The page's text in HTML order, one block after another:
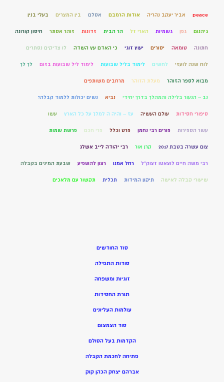
peace אביר יעקב נהריה אודות הרמבם אסלם בין המצרים בעלי בנין
גיהנום גפן גשמיות הארי זל הר הבית זדונות זוהר אסתר חיסון קורונה
חתונה טומאה יסורים יעוץ זוגי כי האדם עץ השדה לו צדיקים נסתרים
לוח שנה לועזי לחשים לימוד בליל שבועות לימוד ליל שבועות בזום לך לך
מבוא לספר הזוהר מעלת הזוהר מרחבים משותפים
נב – הנעור בלילה והמהלך בדרך יחידי נביא נשים יכולות ללמוד קבלה?
סיפורי חסידות עולם העשיה עז – והיה ה למלך על כל הארץ עשו
עשר הספירות פורים רבי נחמן פרט וכלל פרי חכם פרשת שמות
צום עשרה בטבת 2017 קרן אור רבי יהודה לייב אשלג
רבי משה חיים לוצאטו זצוק"ל רחל אמנו רצון להשפיע שבעת המינים בקבלה
שיעורי קבלה לאישה תיקון המידות תכלית תקשור עם מלאכים
סוד החודשים
סודות התפילה
זוגיות ומשפחה
תורת החסידות
עולמות העליונים
סוד הצמצום
הקדמות בעל הסולם
פתיחה לחכמת הקבלה
אברהם יצחק הכהן קוק